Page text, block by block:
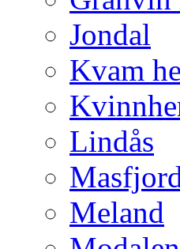
Jondal
Kvam
Lindås
Meland